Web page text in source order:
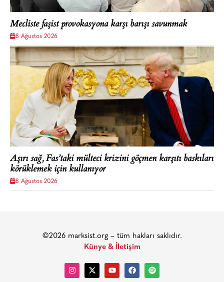
Mecliste faşist provokasyona karşı barışı savunmak
8 Ağustos 2026
Aşırı sağ, Fas’taki mülteci krizini göçmen karşıtı baskıları
körüklemek için kullanıyor
8 Ağustos 2026
©2026 marksist.org – tüm hakları saklıdır.
Künye & İletişim